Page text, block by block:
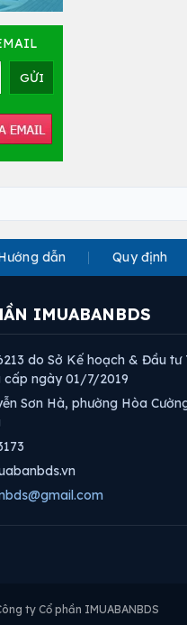
dẫn Quy định
IMUABANBDS
do Sở Kế hoạch & Đầu tư
ngày 01/7/2019
Sơn Hà, phường Hòa
ty Cổ phần IMUABANBDS